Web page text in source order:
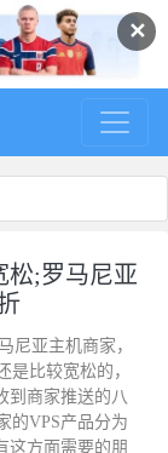
✕
松;罗马尼亚
尼亚主机商家，
比较宽松的，
到商家推送的八
的VPS产品分为
这方面需要的朋